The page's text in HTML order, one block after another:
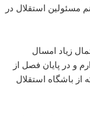
مسئولین استقلال در
زیاد امسال
و در پایان فصل از
از باشگاه استقلال